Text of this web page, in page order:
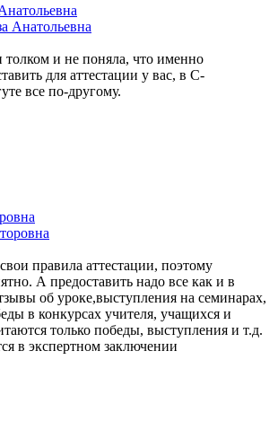
толком и не поняла, что именно
для аттестации у вас, в С-
все по-другому.
правила аттестации, поэтому
А предоставить надо все как и в
об уроке,выступления на семинарах,
в конкурсах учителя, учащихся и
только победы, выступления и т.д.
в экспертном заключении